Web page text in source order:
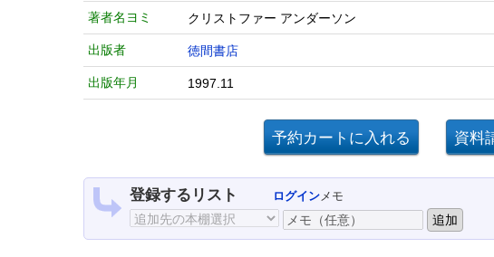
著者名ヨミ クリストファー アンダーソン
出版者 徳間書店
出版年月 1997.11
登録するリスト ログインメモ